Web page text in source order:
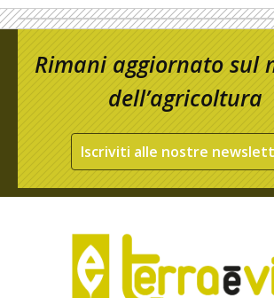
Rimani aggiornato sul
dell’agricoltura
Iscriviti alle nostre